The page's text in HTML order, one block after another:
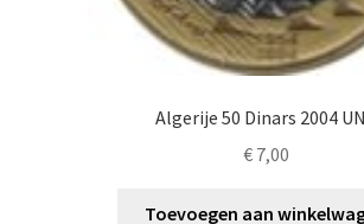
Algerije 50 Dinars 2004
€7,00
Toevoegen aan